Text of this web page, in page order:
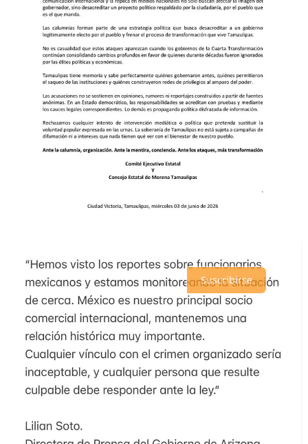
Compartir
Discusión sobre este post
Comentarios Restacks
Debates
Suscribirse
© 2026 analisis.mx·Privacidad∙Términos∙Aviso de recolección
Crea tu Substack
Descargar la app
Substackes el hogar de la gran cultura